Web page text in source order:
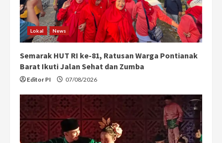
i
n
g
Lokal News
Semarak HUT RI ke-81, Ratusan Warga Pontianak
Barat Ikuti Jalan Sehat dan Zumba
Editor PI 07/08/2026